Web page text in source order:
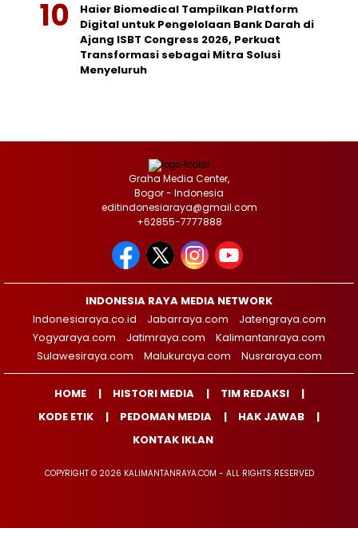
Haier Biomedical Tampilkan Platform
Digital untuk Pengelolaan Bank Darah di
Ajang ISBT Congress 2026, Perkuat
Transformasi sebagai Mitra Solusi
Menyeluruh
Graha Media Center,
Bogor - Indonesia
editindonesiaraya@gmail.com
+62855-7777888
INDONESIA RAYA MEDIA NETWORK
Indonesiaraya.co.id
Jabarraya.com
Jatengraya.com
Yogyaraya.com
Jatimraya.com
Kalimantanraya.com
Sulawesiraya.com
Malukuraya.com Nusraraya.com
HOME HISTORI MEDIA
TIM REDAKSI
KODE ETIK
PEDOMAN MEDIA
HAK JAWAB
KONTAK IKLAN
COPYRIGHT © 2026 KALIMANTANRAYA.COM - ALL RIGHTS RESERVED